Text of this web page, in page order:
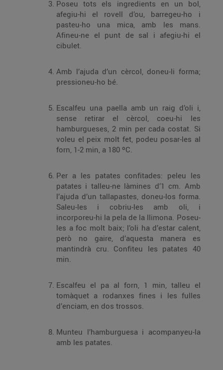
Poseu tots els ingredients en un bol,
afegiu-hi el rovell d’ou, barregeu-ho i
pasteu-ho una mica, amb les mans.
Afineu-ne el punt de sal i afegiu-hi el
cibulet.
Amb l’ajuda d’un cèrcol, doneu-li forma;
pressioneu-ho bé.
Escalfeu una paella amb un raig d’oli i,
sense retirar el cèrcol, coeu-hi les
hamburgueses, 2 min per cada costat. Si
voleu el peix molt fet, podeu posar-les al
forn, 1-2 min, a 180 ºC.
Per a les patates confitades: peleu les
patates i talleu-ne làmines d’1 cm. Amb
l’ajuda d’un tallapastes, doneu-los forma.
Saleu-les i cobriu-les amb oli, i
incorporeu-hi la pela de la llimona. Poseu-
les a foc molt baix; l’oli ha d’estar calent,
però no gaire, d’aquesta manera es
mantindrà cru. Confiteu les patates 40
min.
Escalfeu el pa al forn, 1 min, talleu el
tomàquet a rodanxes fines i les fulles
d’enciam, en dos trossos.
Munteu l’hamburguesa i acompanyeu-la
amb les patates.